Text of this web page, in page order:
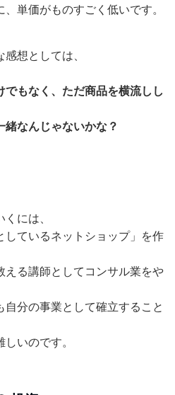
単価がものすごく低いです。
想としては、
でもなく、ただ商品を横流しし
緒なんじゃないかな？
には、
しているネットショップ」を作
える講師としてコンサル業をや
分の事業として確立すること
いのです。